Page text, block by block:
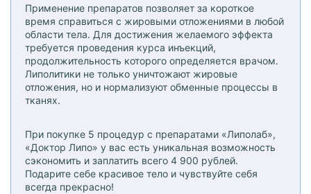
Применение препаратов позволяет за короткое
время справиться с жировыми отложениями в любой
области тела. Для достижения желаемого эффекта
требуется проведения курса инъекций,
продолжительность которого определяется врачом.
Липолитики не только уничтожают жировые
отложения, но и нормализуют обменные процессы в
тканях.
При покупке 5 процедур с препаратами «Липолаб»,
«Доктор Липо» у вас есть уникальная возможность
сэкономить и заплатить всего 4 900 рублей.
Подарите себе красивое тело и чувствуйте себя
всегда прекрасно!